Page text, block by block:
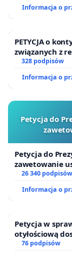
Informacja o
PETYCJA o
związanych z
328 podpisów
Informacja o
Petycja do
Petycja do
zawetowanie
26 340 podpisów
Informacja o
Petycja w
otyłościową
oraz
76 podpisów